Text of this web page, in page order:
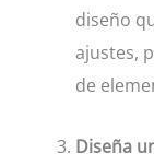
diseño
ajustes,
de
Diseña